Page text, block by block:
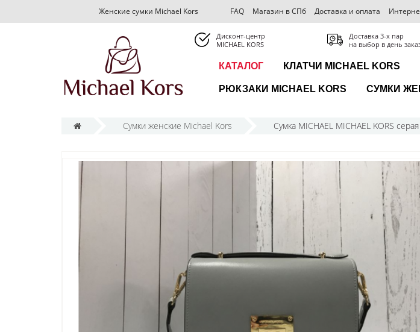
Женские сумки Michael Kors FAQ Магазин в СПб Доставка и оплата
Дисконт-центр
MICHAEL KORS
Доставка 3-x пар
на выбор в день
КАТАЛОГ КЛАТЧИ MICHAEL KORS
РЮКЗАКИ MICHAEL KORS СУМКИ
Сумки женские Michael Kors Сумка MICHAEL MICHAEL KORS